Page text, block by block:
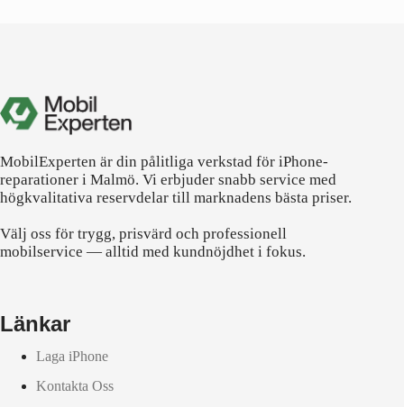
MobilExperten är din pålitliga verkstad för iPhone-
reparationer i Malmö. Vi erbjuder snabb service med
högkvalitativa reservdelar till marknadens bästa priser.
Välj oss för trygg, prisvärd och professionell
mobilservice — alltid med kundnöjdhet i fokus.
Länkar
Laga iPhone
Kontakta Oss